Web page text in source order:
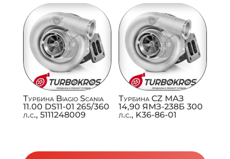
Турбина Biagio Scania
11.00 DS11-01 265/360
л.с., 5111248009
Турбина CZ МАЗ
14,90 ЯМЗ-238Б 300
л.с., K36-86-01